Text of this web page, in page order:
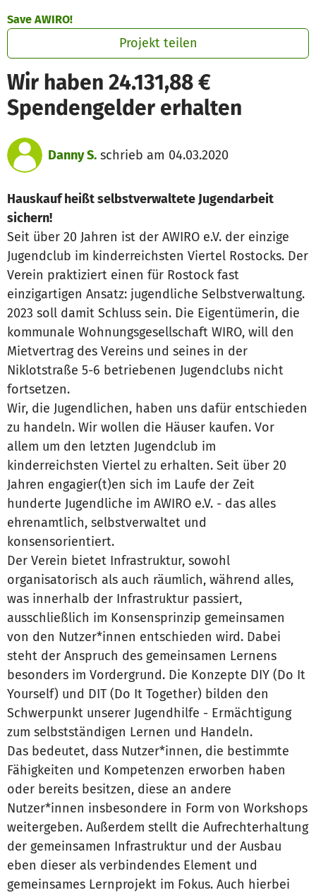
Save AWIRO!
Projekt teilen
Wir haben 24.131,88 €
Spendengelder erhalten
Danny S. schrieb am 04.03.2020
Hauskauf heißt selbstverwaltete Jugendarbeit
sichern!
Seit über 20 Jahren ist der AWIRO e.V. der einzige
Jugendclub im kinderreichsten Viertel Rostocks. Der
Verein praktiziert einen für Rostock fast
einzigartigen Ansatz: jugendliche Selbstverwaltung.
2023 soll damit Schluss sein. Die Eigentümerin, die
kommunale Wohnungsgesellschaft WIRO, will den
Mietvertrag des Vereins und seines in der
Niklotstraße 5-6 betriebenen Jugendclubs nicht
fortsetzen.
Wir, die Jugendlichen, haben uns dafür entschieden
zu handeln. Wir wollen die Häuser kaufen. Vor
allem um den letzten Jugendclub im
kinderreichsten Viertel zu erhalten. Seit über 20
Jahren engagier(t)en sich im Laufe der Zeit
hunderte Jugendliche im AWIRO e.V. - das alles
ehrenamtlich, selbstverwaltet und
konsensorientiert.
Der Verein bietet Infrastruktur, sowohl
organisatorisch als auch räumlich, während alles,
was innerhalb der Infrastruktur passiert,
ausschließlich im Konsensprinzip gemeinsamen
von den Nutzer*innen entschieden wird. Dabei
steht der Anspruch des gemeinsamen Lernens
besonders im Vordergrund. Die Konzepte DIY (Do It
Yourself) und DIT (Do It Together) bilden den
Schwerpunkt unserer Jugendhilfe - Ermächtigung
zum selbstständigen Lernen und Handeln.
Das bedeutet, dass Nutzer*innen, die bestimmte
Fähigkeiten und Kompetenzen erworben haben
oder bereits besitzen, diese an andere
Nutzer*innen insbesondere in Form von Workshops
weitergeben. Außerdem stellt die Aufrechterhaltung
der gemeinsamen Infrastruktur und der Ausbau
eben dieser als verbindendes Element und
gemeinsames Lernprojekt im Fokus. Auch hierbei